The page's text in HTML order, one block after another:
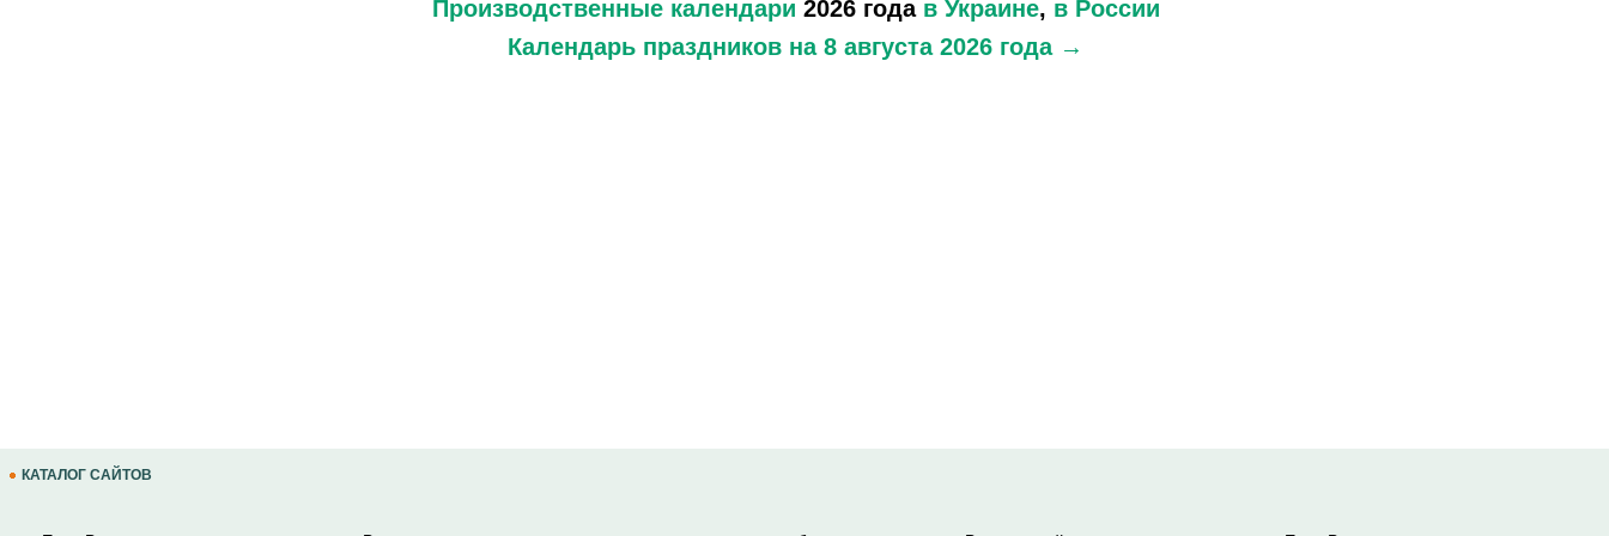
Производственные календари 2026 года в Украине, в России
Календарь праздников на 8 августа 2026 года →
КАТАЛОГ САЙТОВ